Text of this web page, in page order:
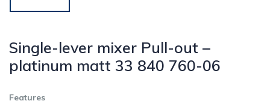
Single-lever mixer Pull-out –
platinum matt 33 840 760-06
Features